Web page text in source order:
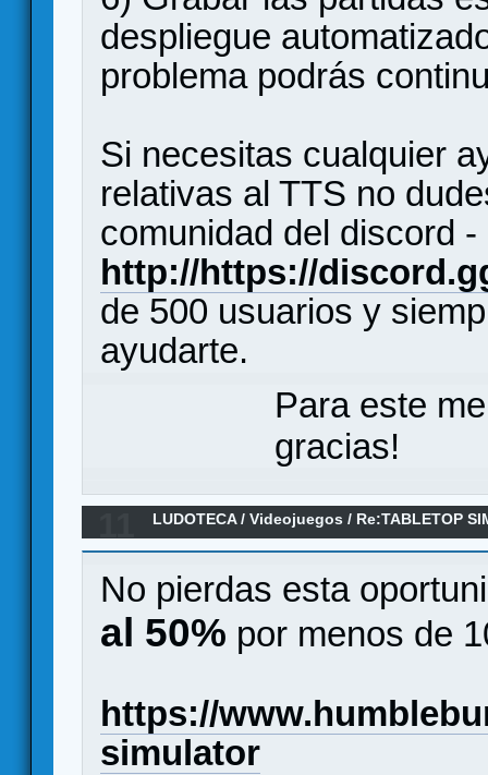
despliegue
problema podrás
Si necesitas cualquier
relativas al TTS no
comunidad del discord -
http://https://
de 500 usuarios y
ayudarte.
Para este
gracias!
LUDOTECA/Videojuegos / Re:TABLETOP
No pierdas esta
al 50% por menos de
https://
simulator